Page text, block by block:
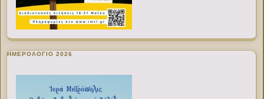
ΗΜΕΡΟΛΟΓΙΟ 2026